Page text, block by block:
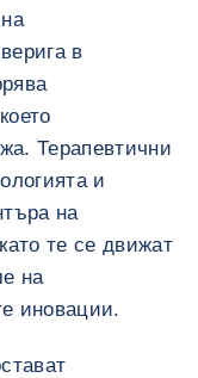
в
Терапевтични
и
на
те се движат
на
иновации.